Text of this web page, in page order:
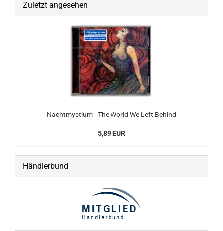
Zuletzt angesehen
Nachtmystium - The World We Left Behind
5,89 EUR
Händlerbund